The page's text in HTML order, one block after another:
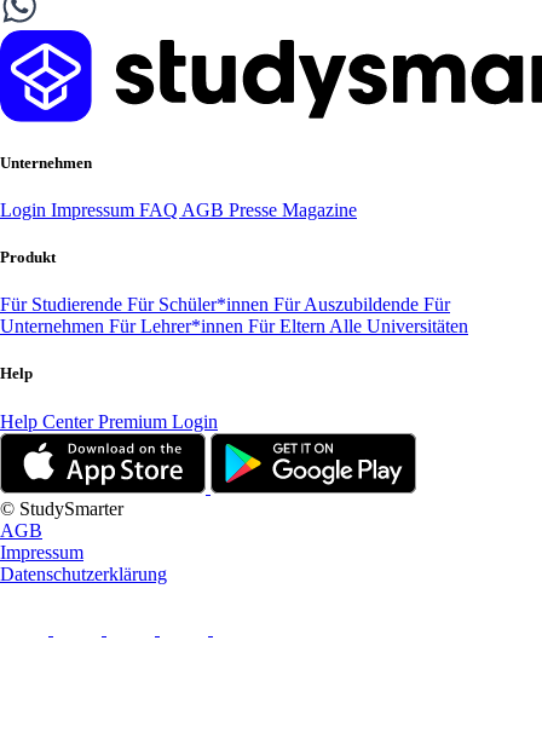
Unternehmen
Login Impressum FAQ AGB Presse Magazine
Produkt
Für Studierende Für Schüler*innen Für Auszubildende Für
Unternehmen Für Lehrer*innen Für Eltern Alle Universitäten
Help
Help CenterPremium Login
© StudySmarter
AGB
Impressum
Datenschutzerklärung